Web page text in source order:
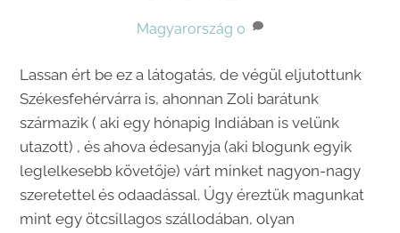
Magyarország 0
Lassan ért be ez a látogatás, de végül eljutottunk
Székesfehérvárra is, ahonnan Zoli barátunk
származik ( aki egy hónapig Indiában is velünk
utazott) , és ahova édesanyja (aki blogunk egyik
leglelkesebb követője) várt minket nagyon-nagy
szeretettel és odaadással. Úgy éreztük magunkat
mint egy ötcsillagos szállodában, olyan